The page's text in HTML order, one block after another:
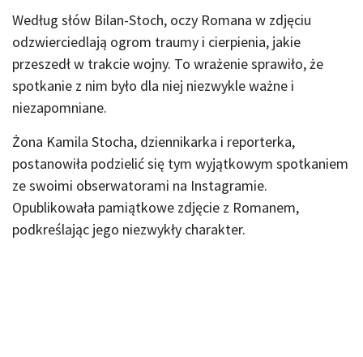
Według słów Bilan-Stoch, oczy Romana w zdjęciu
odzwierciedlają ogrom traumy i cierpienia, jakie
przeszedł w trakcie wojny. To wrażenie sprawiło, że
spotkanie z nim było dla niej niezwykle ważne i
niezapomniane.
Żona Kamila Stocha, dziennikarka i reporterka,
postanowiła podzielić się tym wyjątkowym spotkaniem
ze swoimi obserwatorami na Instagramie.
Opublikowała pamiątkowe zdjęcie z Romanem,
podkreślając jego niezwykły charakter.